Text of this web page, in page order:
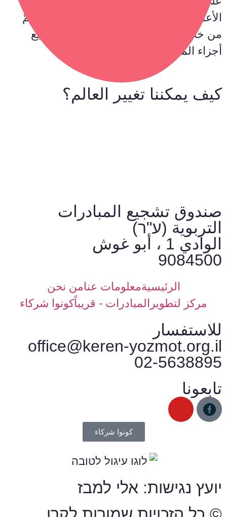
الأعمال التربوية كأداة تعزز تكافؤ الفرص، ثمّ
من خلالها قيادة العمليات التي تتخلل جميع
أجزاء المجتمع الإسرائيلي.
كيف يمكننا تغيير العالم؟
صندوق تشجيع المبادرات
التربوية (ע"ר)
الوادي 1 ، أبو غوش
9084500
الرئيسيةمعلومات عنامن نحن
مركز لتطويرالمبادرات - قريباًكونوا شركاء
للاستفسار
office@keren-yozmot.org.il
02-5638895
تابعونا
كونوا شركاء
יועץ נגישות: אלי למבז